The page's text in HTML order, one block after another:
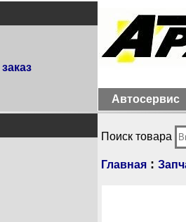
Автосервис
Поиск товара
Главная :